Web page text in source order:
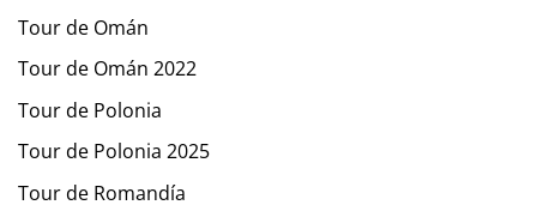
Tour de Omán
Tour de Omán 2022
Tour de Polonia
Tour de Polonia 2025
Tour de Romandía